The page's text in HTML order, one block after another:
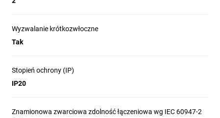
Wyzwalanie krótkozwłoczne
Tak
Stopień ochrony (IP)
IP20
Znamionowa zwarciowa zdolność łączeniowa wg IEC 60947-2